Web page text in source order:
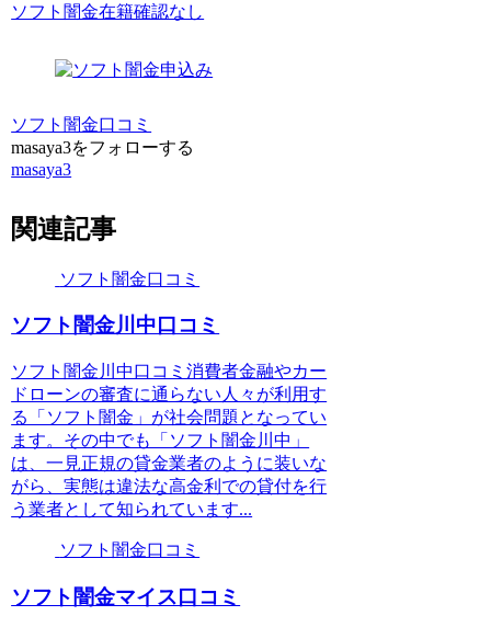
ソフト闇金在籍確認なし
ソフト闇金口コミ
masaya3をフォローする
masaya3
関連記事
ソフト闇金口コミ
ソフト闇金川中口コミ
ソフト闇金川中口コミ消費者金融やカー
ドローンの審査に通らない人々が利用す
る「ソフト闇金」が社会問題となってい
ます。その中でも「ソフト闇金川中」
は、一見正規の貸金業者のように装いな
がら、実態は違法な高金利での貸付を行
う業者として知られています...
ソフト闇金口コミ
ソフト闇金マイス口コミ